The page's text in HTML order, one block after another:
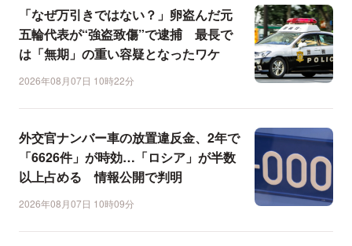
「なぜ万引きではない？」卵盗んだ元
五輪代表が“強盗致傷”で逮捕 最長で
は「無期」の重い容疑となったワケ
2026年08月07日 10時22分
外交官ナンバー車の放置違反金、2年で
「6626件」が時効…「ロシア」が半数
以上占める 情報公開で判明
2026年08月07日 10時09分